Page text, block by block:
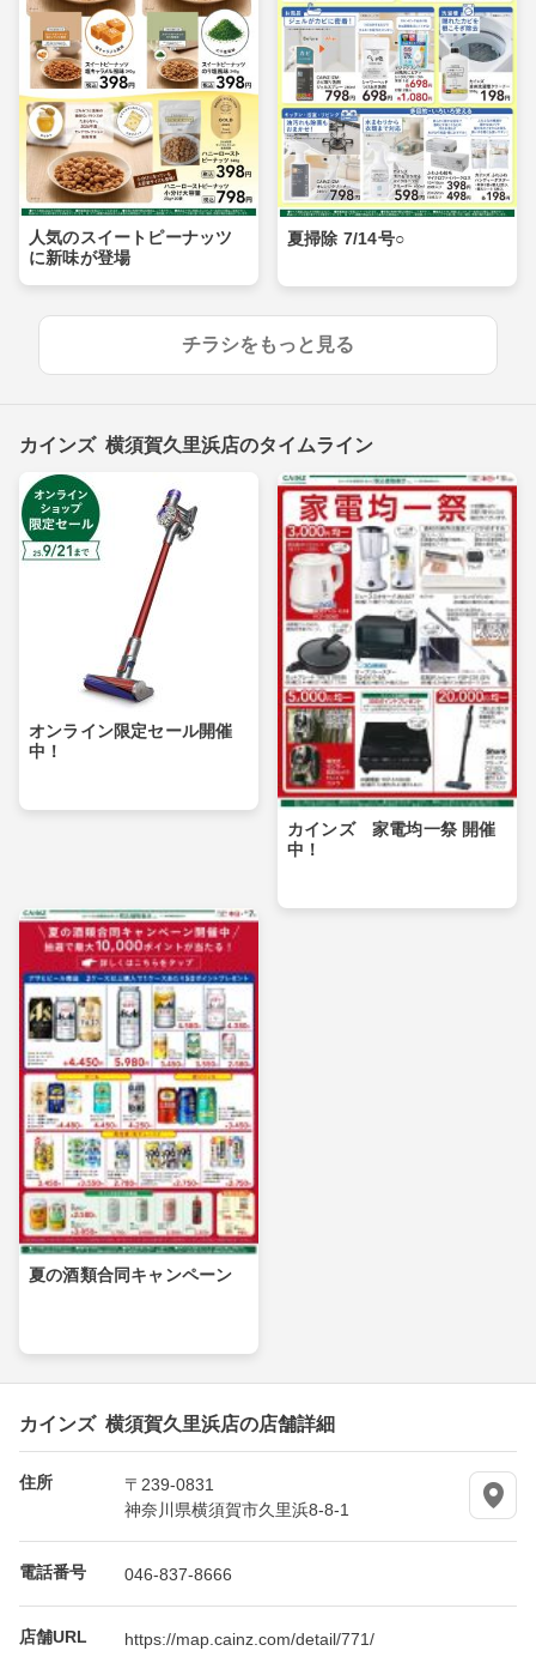
人気のスイートピーナッツ
に新味が登場
夏掃除 7/14号○
チラシをもっと見る
カインズ 横須賀久里浜店のタイムライン
オンライン限定セール開催
中！
カインズ 家電均一祭 開催
中！
夏の酒類合同キャンペーン
カインズ 横須賀久里浜店の店舗詳細
住所
〒239-0831
神奈川県横須賀市久里浜8-8-1
電話番号 046-837-8666
店舗URL https://map.cainz.com/detail/771/